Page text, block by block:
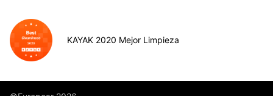
KAYAK 2020 Mejor Limpieza